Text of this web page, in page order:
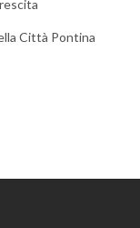
Città Pontina